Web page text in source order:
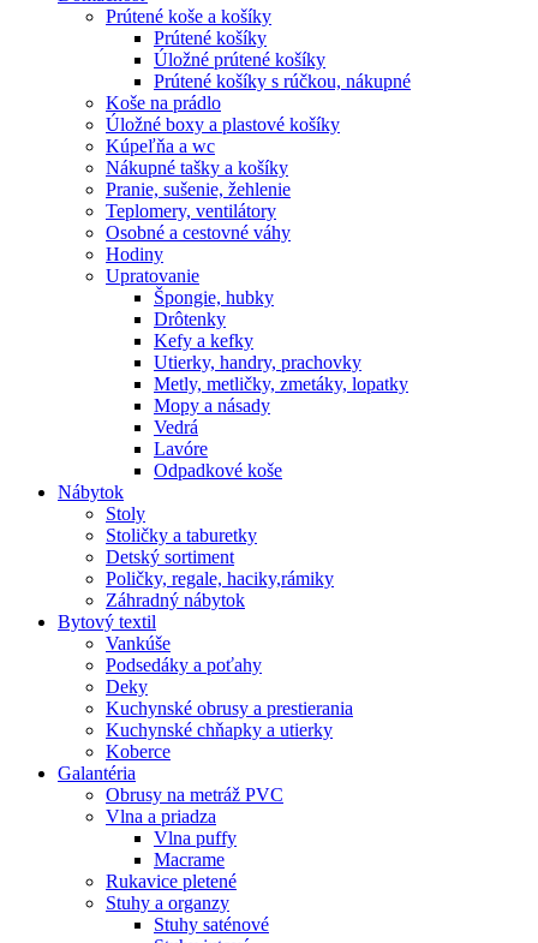
Prútené koše a košíky
Prútené košíky
Úložné prútené košíky
Prútené košíky s rúčkou, nákupné
Koše na prádlo
Úložné boxy a plastové košíky
Kúpeľňa a wc
Nákupné tašky a košíky
Pranie, sušenie, žehlenie
Teplomery, ventilátory
Osobné a cestovné váhy
Hodiny
Upratovanie
Špongie, hubky
Drôtenky
Kefy a kefky
Utierky, handry, prachovky
Metly, metličky, zmetáky, lopatky
Mopy a násady
Vedrá
Lavóre
Odpadkové koše
Nábytok
Stoly
Stoličky a taburetky
Detský sortiment
Poličky, regale, haciky,rámiky
Záhradný nábytok
Bytový textil
Vankúše
Podsedáky a poťahy
Deky
Kuchynské obrusy a prestierania
Kuchynské chňapky a utierky
Koberce
Galantéria
Obrusy na metráž PVC
Vlna a priadza
Vlna puffy
Macrame
Rukavice pletené
Stuhy a organzy
Stuhy saténové